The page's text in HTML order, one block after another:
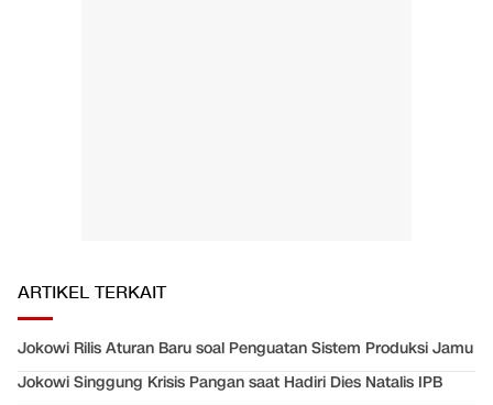
ARTIKEL TERKAIT
Jokowi Rilis Aturan Baru soal Penguatan Sistem Produksi Jamu
Jokowi Singgung Krisis Pangan saat Hadiri Dies Natalis IPB